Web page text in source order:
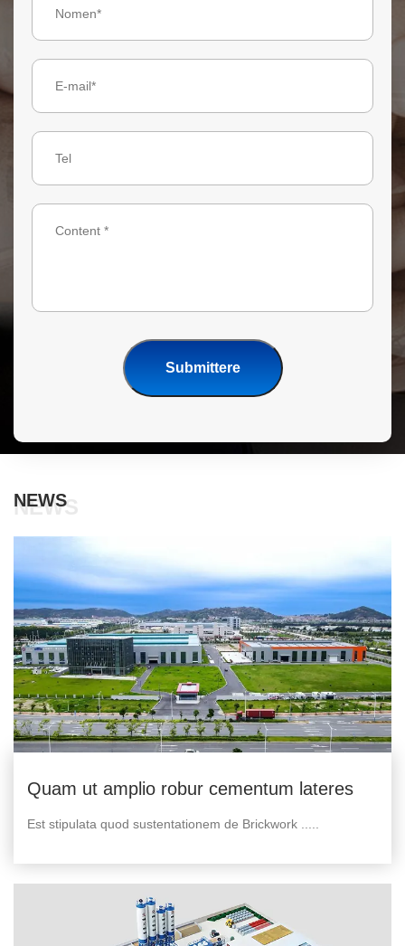
Submittere
NEWS
NEWS
Quam ut amplio robur cementum lateres
Est stipulata quod sustentationem de Brickwork .....